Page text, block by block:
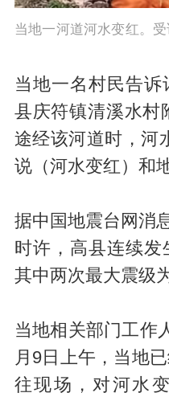
当地一河道河水变红。受
当地一名村民告
县庆符镇清溪水村
途经该河道时，河
说（河水变红）和
据中国地震台网消
时许，高县连续发
其中两次最大震级
当地相关部门工作
月9日上午，当地
往现场，对河水